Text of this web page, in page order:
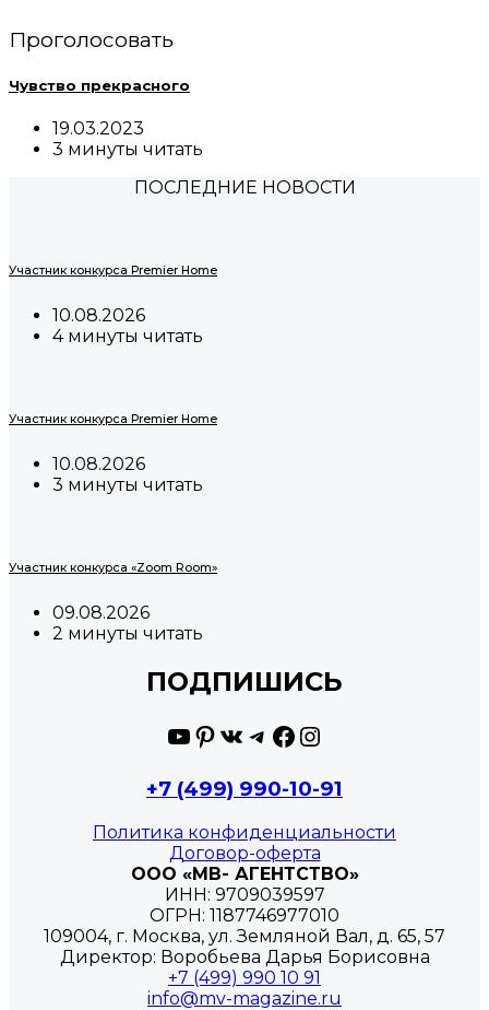
Проголосовать
Чувство прекрасного
19.03.2023
3 минуты читать
ПОСЛЕДНИЕ НОВОСТИ
Участник конкурса Premier Home
10.08.2026
4 минуты читать
Участник конкурса Premier Home
10.08.2026
3 минуты читать
Участник конкурса «Zoom Room»
09.08.2026
2 минуты читать
ПОДПИШИСЬ
YouTube
Pinterest
ВКонтакте
Telegram
Facebook
Instagram
+7 (499) 990-10-91
Политика конфиденциальности
Договор-оферта
ООО «МВ- АГЕНТСТВО»
ИНН: 9709039597
ОГРН: 1187746977010
109004, г. Москва, ул. Земляной Вал, д. 65, 57
Директор: Воробьева Дарья Борисовна
+7 (499) 990 10 91
info@mv-magazine.ru